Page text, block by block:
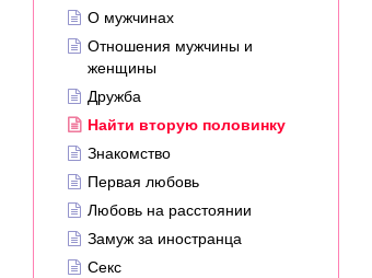
О мужчинах
Отношения мужчины и
женщины
Дружба
Найти вторую половинку
Знакомство
Первая любовь
Любовь на расстоянии
Замуж за иностранца
Секс